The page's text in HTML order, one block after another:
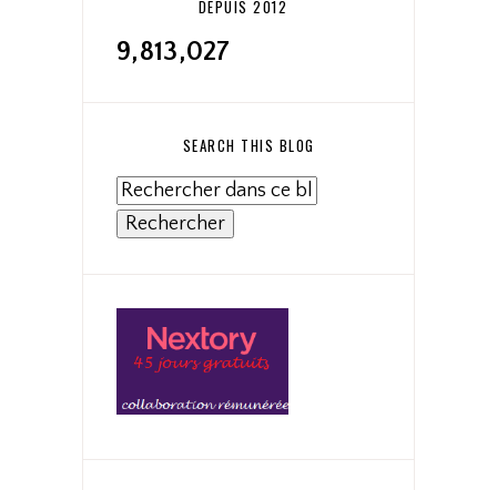
DEPUIS 2012
9,813,027
SEARCH THIS BLOG